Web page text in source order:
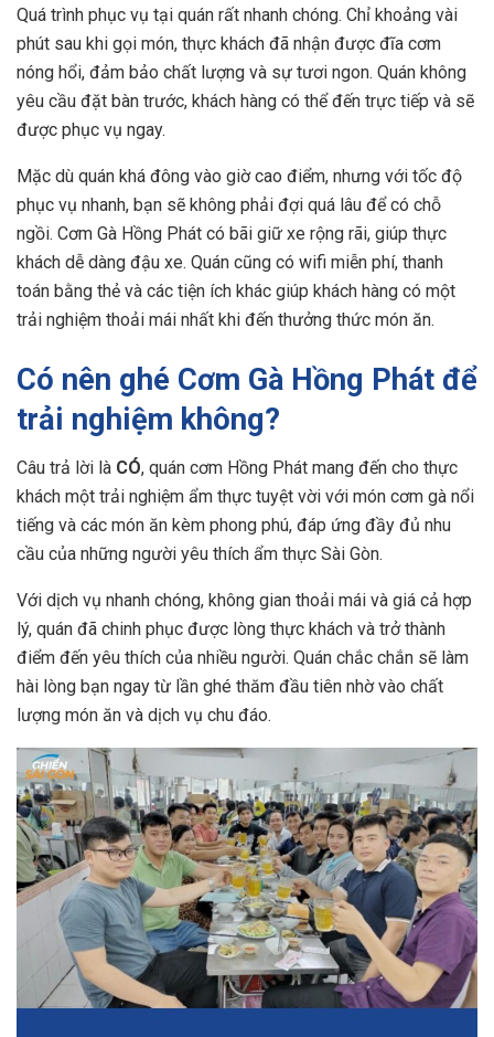
Quá trình phục vụ tại quán rất nhanh chóng. Chỉ khoảng vài
phút sau khi gọi món, thực khách đã nhận được đĩa cơm
nóng hổi, đảm bảo chất lượng và sự tươi ngon. Quán không
yêu cầu đặt bàn trước, khách hàng có thể đến trực tiếp và sẽ
được phục vụ ngay.
Mặc dù quán khá đông vào giờ cao điểm, nhưng với tốc độ
phục vụ nhanh, bạn sẽ không phải đợi quá lâu để có chỗ
ngồi. Cơm Gà Hồng Phát có bãi giữ xe rộng rãi, giúp thực
khách dễ dàng đậu xe. Quán cũng có wifi miễn phí, thanh
toán bằng thẻ và các tiện ích khác giúp khách hàng có một
trải nghiệm thoải mái nhất khi đến thưởng thức món ăn.
Có nên ghé Cơm Gà Hồng Phát để
trải nghiệm không?
Câu trả lời là CÓ, quán cơm Hồng Phát mang đến cho thực
khách một trải nghiệm ẩm thực tuyệt vời với món cơm gà nổi
tiếng và các món ăn kèm phong phú, đáp ứng đầy đủ nhu
cầu của những người yêu thích ẩm thực Sài Gòn.
Với dịch vụ nhanh chóng, không gian thoải mái và giá cả hợp
lý, quán đã chinh phục được lòng thực khách và trở thành
điểm đến yêu thích của nhiều người. Quán chắc chắn sẽ làm
hài lòng bạn ngay từ lần ghé thăm đầu tiên nhờ vào chất
lượng món ăn và dịch vụ chu đáo.